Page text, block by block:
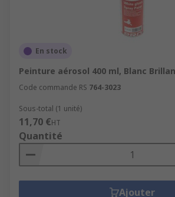
En stock
Peinture aérosol 400 ml, Blanc
Code commande RS 764-3023
Sous-total (1 unité)
11,70 €HT
Quantité
Ajouter